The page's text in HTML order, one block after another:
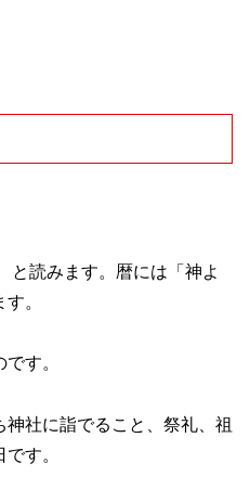
と読みます。暦には「神よ
。
す。
社に詣でること、祭礼、祖
す。